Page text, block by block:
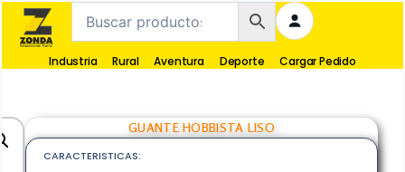
Industria Rural Aventura Deporte Cargar Pedido
GUANTE HOBBISTA LISO
CARACTERISTICAS: